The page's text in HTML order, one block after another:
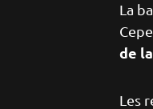
La
de
Les